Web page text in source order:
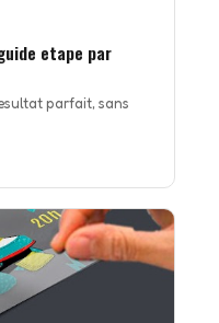
etape par
parfait, sans